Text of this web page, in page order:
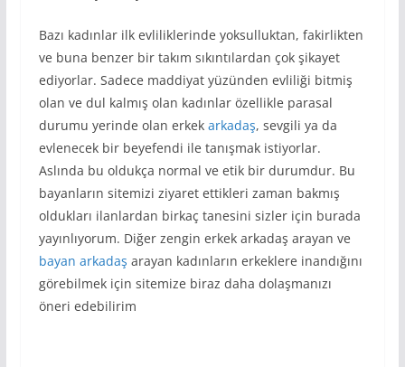
Bazı kadınlar ilk evliliklerinde yoksulluktan, fakirlikten
ve buna benzer bir takım sıkıntılardan çok şikayet
ediyorlar. Sadece maddiyat yüzünden evliliği bitmiş
olan ve dul kalmış olan kadınlar özellikle parasal
durumu yerinde olan erkek arkadaş, sevgili ya da
evlenecek bir beyefendi ile tanışmak istiyorlar.
Aslında bu oldukça normal ve etik bir durumdur. Bu
bayanların sitemizi ziyaret ettikleri zaman bakmış
oldukları ilanlardan birkaç tanesini sizler için burada
yayınlıyorum. Diğer zengin erkek arkadaş arayan ve
bayan arkadaş arayan kadınların erkeklere inandığını
görebilmek için sitemize biraz daha dolaşmanızı
öneri edebilirim